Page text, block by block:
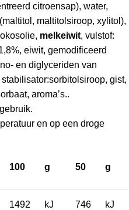
citroensap), water,
maltitolsiroop, xylitol),
melkeiwit, vulstof:
eiwit, gemodificeerd
en diglyceriden van
gist,
aroma’s..
en op een droge
100 g 50 g
1492 kJ 746 kJ